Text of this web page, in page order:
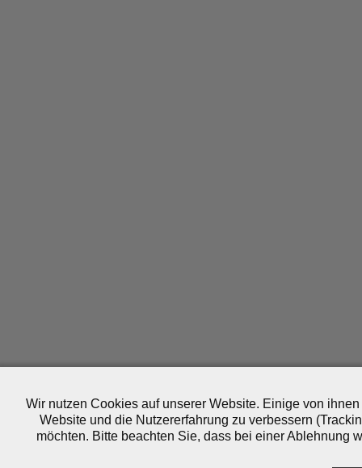
Wir nutzen Cookies auf unserer Website. Einige von
Website und die Nutzererfahrung zu verbessern
möchten. Bitte beachten Sie, dass bei einer Ablehnung